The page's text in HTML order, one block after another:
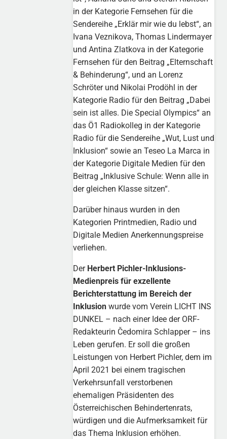
in der Kategorie Fernsehen für die
Sendereihe „Erklär mir wie du lebst“, an
Ivana Veznikova, Thomas Lindermayer
und Antina Zlatkova in der Kategorie
Fernsehen für den Beitrag „Elternschaft
& Behinderung“, und an Lorenz
Schröter und Nikolai Prodöhl in der
Kategorie Radio für den Beitrag „Dabei
sein ist alles. Die Special Olympics“ an
das Ö1 Radiokolleg in der Kategorie
Radio für die Sendereihe „Wut, Lust und
Inklusion“ sowie an Teseo La Marca in
der Kategorie Digitale Medien für den
Beitrag „Inklusive Schule: Wenn alle in
der gleichen Klasse sitzen“.
Darüber hinaus wurden in den
Kategorien Printmedien, Radio und
Digitale Medien Anerkennungspreise
verliehen.
Der Herbert Pichler-Inklusions-
Medienpreis für exzellente
Berichterstattung im Bereich der
Inklusion wurde vom Verein LICHT INS
DUNKEL – nach einer Idee der ORF-
Redakteurin Čedomira Schlapper – ins
Leben gerufen. Er soll die großen
Leistungen von Herbert Pichler, dem im
April 2021 bei einem tragischen
Verkehrsunfall verstorbenen
ehemaligen Präsidenten des
Österreichischen Behindertenrats,
würdigen und die Aufmerksamkeit für
das Thema Inklusion erhöhen.